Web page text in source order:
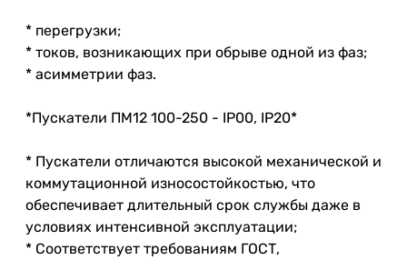
* перегрузки;
* токов, возникающих при обрыве одной из фаз;
* асимметрии фаз.
*Пускатели ПМ12 100-250 - IP00, IP20*
* Пускатели отличаются высокой механической и
коммутационной износостойкостью, что
обеспечивает длительный срок службы даже в
условиях интенсивной эксплуатации;
* Соответствует требованиям ГОСТ,